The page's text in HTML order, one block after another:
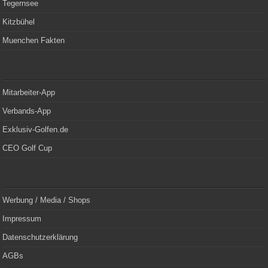
Tegernsee
Kitzbühel
Muenchen Fakten
Mitarbeiter-App
Verbands-App
Exklusiv-Golfen.de
CEO Golf Cup
Werbung / Media / Shops
Impressum
Datenschutzerklärung
AGBs